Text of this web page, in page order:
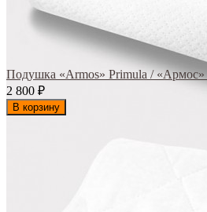
Подушка «Armos» Primula /
2 800 ₽
В корзину